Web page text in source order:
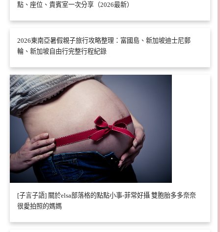
點、座位、貴賓室一次分享（2026最新）
2026東南亞暑假親子旅行攻略整理：富國島、新加坡迪士尼郵
輪、新加坡自由行完整行程紀錄
[子言子語] 關於elsa部落格的點點小事-菲常好攝 雙胞胎多多奈奈
很愛拍照的媽媽